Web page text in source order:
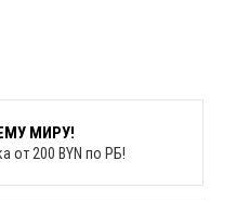
МИРУ!
от 200 BYN по РБ!